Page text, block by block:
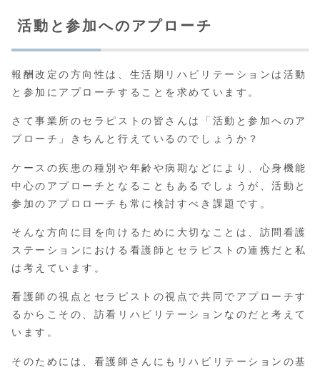
活動と参加へのアプローチ
報酬改定の方向性は、生活期リハビリテーションは活動
と参加にアプローチすることを求めています。
さて事業所のセラピストの皆さんは「活動と参加へのア
プローチ」きちんと行えているのでしょうか？
ケースの疾患の種別や年齢や病期などにより、心身機能
中心のアプローチとなることもあるでしょうが、活動と
参加のアプロローチも常に検討すべき課題です。
そんな方向に目を向けるために大切なことは、訪問看護
ステーションにおける看護師とセラピストの連携だと私
は考えています。
看護師の視点とセラピストの視点で共同でアプローチす
るからこその、訪看リハビリテーションなのだと考えて
います。
そのためには、看護師さんにもリハビリテーションの基